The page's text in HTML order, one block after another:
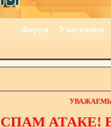
Форум Участники